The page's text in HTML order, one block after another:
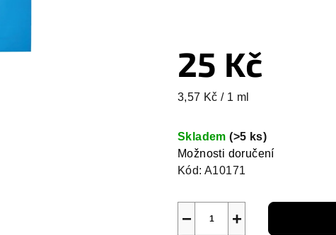
25 Kč
Měrná
3,57 Kč / 1 ml
Skladem(>5 ks)
Možnosti doručení
Kód: A10171
+
−